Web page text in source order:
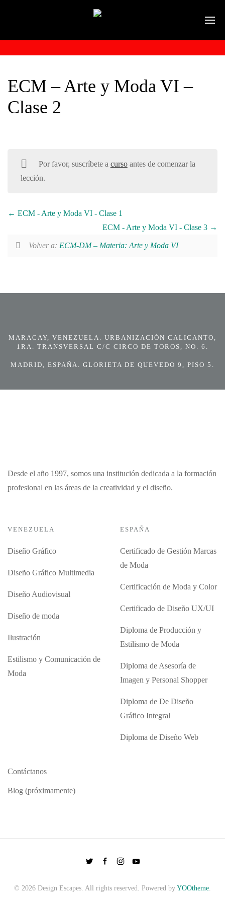
ECM – Arte y Moda VI –
Clase 2
Por favor, suscríbete a cursoantes de comenzar la
lección.
ECM - Arte y Moda VI - Clase 1
ECM - Arte y Moda VI - Clase 3
Volver a: ECM-DM – Materia: Arte y Moda VI
MARACAY, VENEZUELA. URBANIZACIÓN CALICANTO,
1RA. TRANSVERSAL C/C CIRCO DE TOROS, NO. 6.
MADRID, ESPAÑA. GLORIETA DE QUEVEDO 9, PISO 5.
Desde el año 1997, somos una institución dedicada a la formación
profesional en las áreas de la creatividad y el diseño.
VENEZUELA
Diseño Gráfico
Diseño Gráfico Multimedia
Diseño Audiovisual
Diseño de moda
Ilustración
Estilismo y Comunicación de
Moda
ESPAÑA
Certificado de Gestión Marcas
de Moda
Certificación de Moda y Color
Certificado de Diseño UX/UI
Diploma de Producción y
Estilismo de Moda
Diploma de Asesoría de
Imagen y Personal Shopper
Diploma de De Diseño
Gráfico Integral
Diploma de Diseño Web
Contáctanos
Blog (próximamente)
© 2026 Design Escapes. All rights reserved. Powered by YOOtheme.